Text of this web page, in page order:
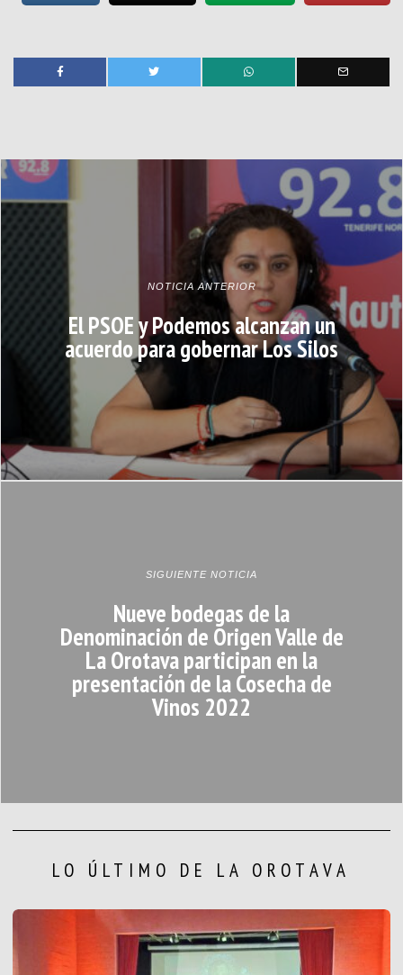
NOTICIA ANTERIOR
El PSOE y Podemos alcanzan un
acuerdo para gobernar Los Silos
SIGUIENTE NOTICIA
Nueve bodegas de la
Denominación de Origen Valle de
La Orotava participan en la
presentación de la Cosecha de
Vinos 2022
LO ÚLTIMO DE LA OROTAVA